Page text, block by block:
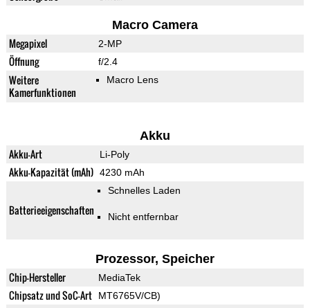
Macro Camera
Megapixel 2-MP
Öffnung f/2.4
Weitere
Kamerfunktionen
Macro Lens
Akku
Akku-Art Li-Poly
Akku-Kapazität (mAh) 4230 mAh
Batterieeigenschaften
Schnelles Laden
Nicht entfernbar
Prozessor, Speicher
Chip-Hersteller MediaTek
Chipsatz und SoC-Art MT6765V/CB)